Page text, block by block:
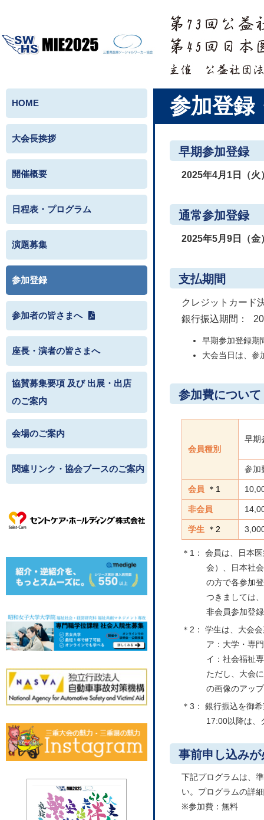
HOME
大会長挨拶
開催概要
日程表・プログラム
演題募集
参加登録
参加者の皆さまへ
座長・演者の皆さまへ
協賛募集要項 及び 出展・出店
のご案内
会場のご案内
関連リンク・協会ブースのご案内
参加登録
早期参加登録
2025年4月1日（火
通常参加登録
2025年5月9日（金
支払期間
クレジットカード
銀行振込期間：
早期参加登録期
大会当日は、参
参加費について
会員種別
早期
参
会員 ＊1
非会員
学生 ＊2
＊1： 会員は、日本
会）、日本社
の方で各参加
つきましては
非会員参加登
＊2： 学生は、大会
ア：大学・専
イ：社会福祉
ただし、大会
の画像のアッ
＊3： 銀行振込を御
17:00以降は、
事前申し込み
下記プログラムは、
い。プログラムの詳
※参加費：無料